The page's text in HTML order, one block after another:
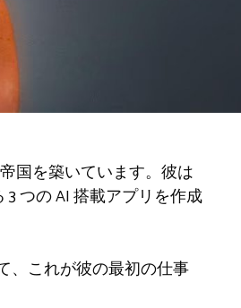
国を築いています。彼は
つの AI 搭載アプリを作成
、これが彼の最初の仕事